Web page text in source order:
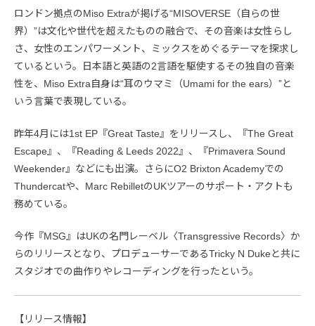
ロンドン拠点のMiso Extraが掲げる“MISOVERSE（自らの世
界）”は文化や世代を超えたものの融合で、その音楽は女性らし
さ、女性のエンパワーメント、ミックスをめぐるテーマを探求し
ているという。日本語と英語の2言語を駆使するその独自の音楽
性を、Miso Extra自身は“耳のウマミ（Umami for the ears）”と
いう言葉で表現している。
昨年4月には1st EP『Great Taste』をリリースし、『The Great
Escape』、『Reading & Leeds 2022』、『Primavera Sound
Weekender』などにも出演。さらにO2 Brixton Academyでの
Thundercatや、Marc RebilletのUKツアーのサポート・アクトも
務めている。
今作『MSG』はUKの名門レーベル〈Transgressive Records〉か
らのリリースとなり、プロデューサーであるTricky N Dukeと共に
スタジオでの曲作りやレコーディングを行ったという。
【リリース情報】